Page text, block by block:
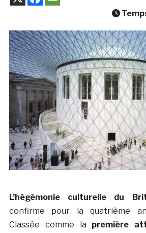
L’hégémonie culturelle du
confirme pour la quatrième
Classée comme la première